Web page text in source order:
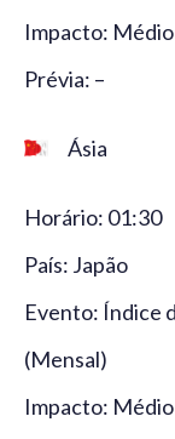
Impacto: Médio
Prévia: –
Ásia
Horário: 01:30
País: Japão
Evento: Índice
(Mensal)
Impacto: Médio